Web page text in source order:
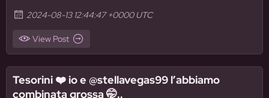
2024-08-13 12:44:47 +0000 UTC
View Post
Tesorini ❤️ io e @stellavegas99 l’abbiamo
combinata grossa 🤭..